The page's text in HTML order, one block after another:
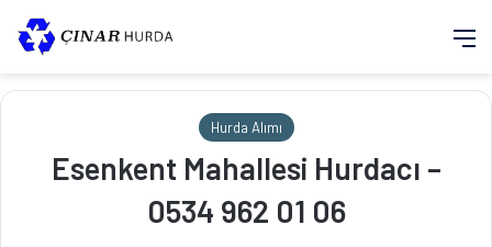
Hurda Alımı
Esenkent Mahallesi Hurdacı –
0534 962 01 06